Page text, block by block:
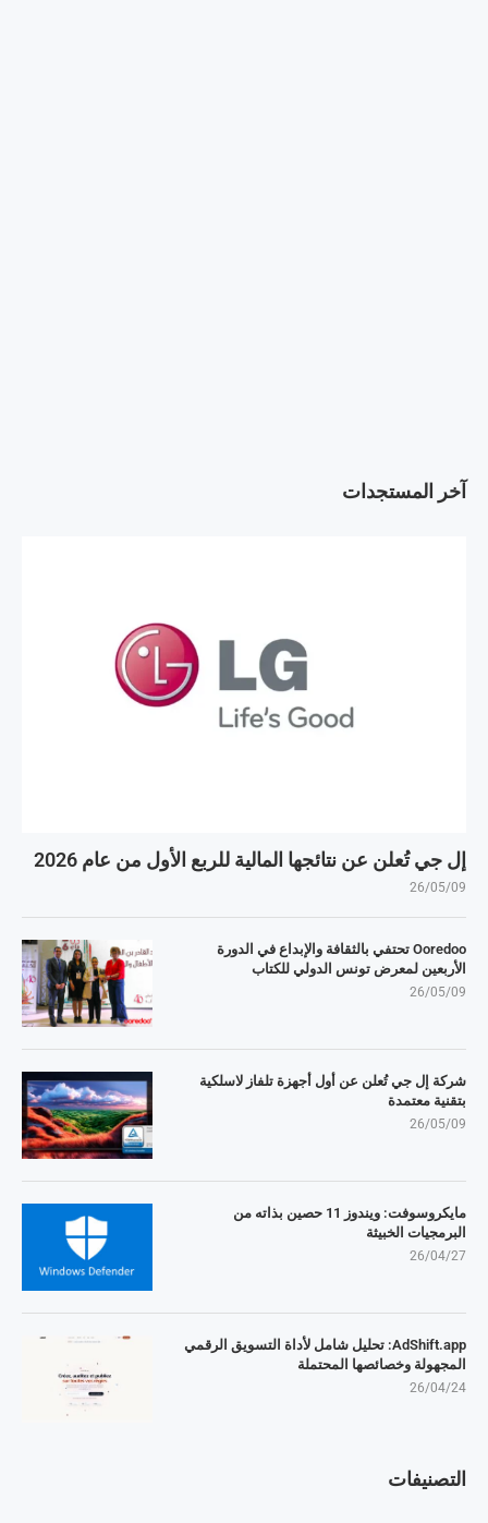
آخر المستجدات
إل جي تُعلن عن نتائجها المالية للربع الأول من عام 2026
26/05/09
Ooredoo تحتفي بالثقافة والإبداع في الدورة
الأربعين لمعرض تونس الدولي للكتاب
26/05/09
شركة إل جي تُعلن عن أول أجهزة تلفاز لاسلكية
بتقنية معتمدة
26/05/09
مايكروسوفت: ويندوز 11 حصين بذاته من
البرمجيات الخبيثة
26/04/27
AdShift.app: تحليل شامل لأداة التسويق الرقمي
المجهولة وخصائصها المحتملة
26/04/24
التصنيفات